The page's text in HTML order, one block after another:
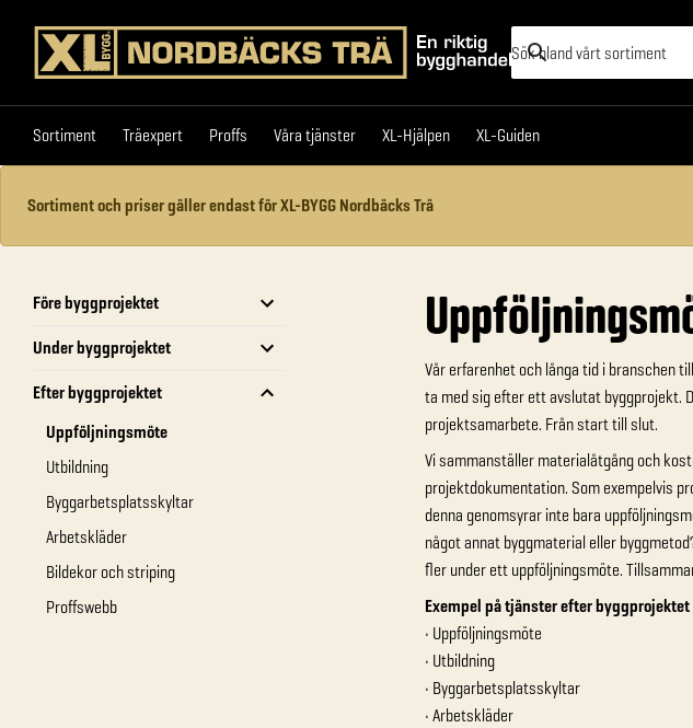
Sortiment Träexpert Proffs Våra tjänster XL-Hjälpen XL-Guiden
Sortiment Träexpert Proffs Våra tjänster XL-Hjälpen XL-Guiden
Sortiment och priser gäller endast för XL-BYGG Nordbäcks Trä
Före byggprojektet
Under byggprojektet
Efter byggprojektet
Uppföljningsmöte
Utbildning
Byggarbetsplatsskyltar
Arbetskläder
Bildekor och striping
Proffswebb
Vår erfarenhet och långa tid i branschen
ta med sig efter ett avslutat byggprojekt.
projektsamarbete. Från start till slut.
Vi sammanställer materialåtgång och
projektdokumentation. Som exempelvis
denna genomsyrar inte bara
något annat byggmaterial eller
fler under ett uppföljningsmöte.
Exempel på tjänster efter byggprojektet
• Uppföljningsmöte
• Utbildning
• Byggarbetsplatsskyltar
• Arbetskläder